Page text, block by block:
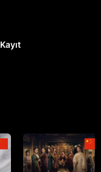
Kayıt